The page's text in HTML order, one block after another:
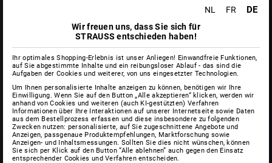
NL FR DE
Wir freuen uns, dass Sie sich für
STRAUSS entschieden haben!
Ihr optimales Shopping-Erlebnis ist unser Anliegen! Einwandfreie Funktionen,
auf Sie abgestimmte Inhalte und ein reibungsloser Ablauf - das sind die
Aufgaben der Cookies und weiterer, von uns eingesetzter Technologien.
Um Ihnen personalisierte Inhalte anzeigen zu können, benötigen wir Ihre
Einwilligung. Wenn Sie auf den Button „Alle akzeptieren“ klicken, werden wir
anhand von Cookies und weiteren (auch KI-gestützten) Verfahren
Informationen über Ihre Interaktionen auf unserer Internetseite sowie Daten
aus dem Bestellprozess erfassen und diese insbesondere zu folgenden
Zwecken nutzen: personalisierte, auf Sie zugeschnittene Angebote und
Anzeigen, passgenaue Produktempfehlungen, Marktforschung sowie
Anzeigen- und Inhaltsmessungen. Sollten Sie dies nicht wünschen, können
Sie sich per Klick auf den Button “Alle ablehnen” auch gegen den Einsatz
entsprechender Cookies und Verfahren entscheiden.